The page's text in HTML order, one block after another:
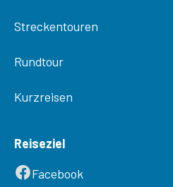
Streckentouren
Rundtour
Kurzreisen
Reiseziel
Facebook